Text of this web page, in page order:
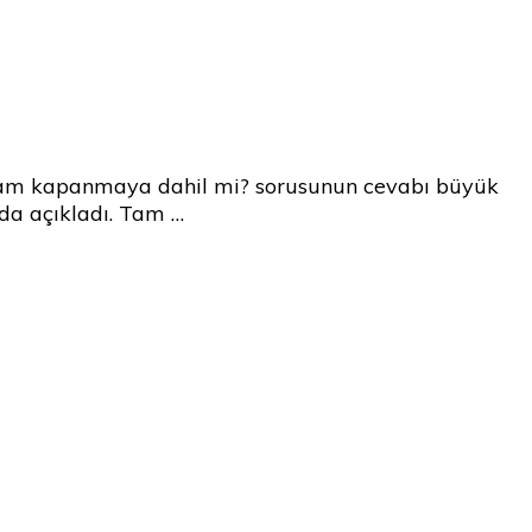
kapanmaya dahil mi? sorusunun cevabı büyük
açıkladı. Tam …